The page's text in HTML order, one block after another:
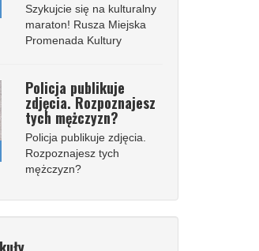
Szykujcie się na kulturalny
maraton! Rusza Miejska
Promenada Kultury
Policja publikuje
zdjęcia. Rozpoznajesz
tych mężczyzn?
Policja publikuje zdjęcia.
Rozpoznajesz tych
mężczyzn?